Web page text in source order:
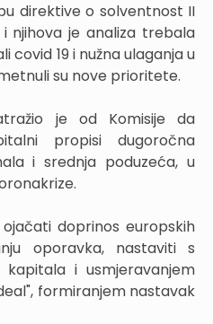
direktive o solventnost II
i njihova je analiza trebala
covid 19 i nužna ulaganja u
su nove prioritete.
je od Komisije da
propisi dugoročna
i srednja poduzeća, u
doprinos europskih
oporavka, nastaviti s
i usmjeravanjem
formiranjem nastavak